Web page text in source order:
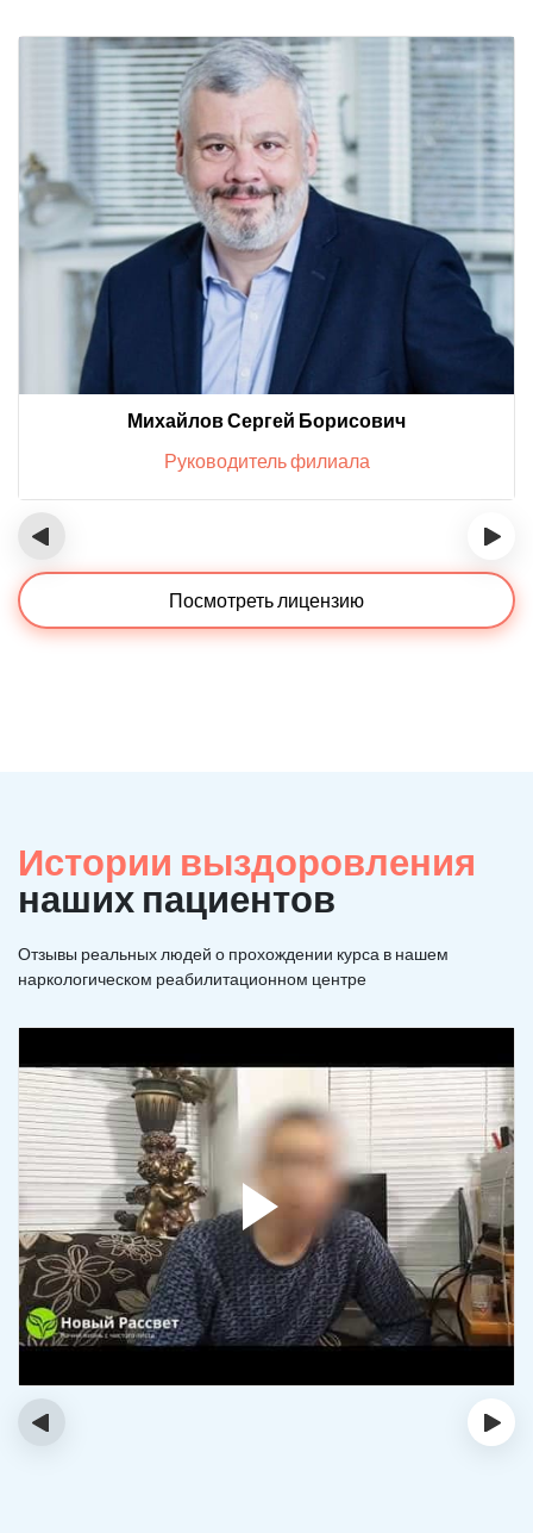
Михайлов Сергей Борисович
Руководитель филиала
‹ ›
Посмотреть лицензию
Истории выздоровления
наших пациентов
Отзывы реальных людей о прохождении курса в нашем
наркологическом реабилитационном центре
‹ ›